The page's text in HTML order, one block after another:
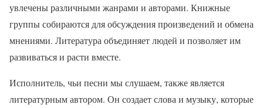
увлечены различными жанрами и авторами. Книжные
группы собираются для обсуждения произведений и обмена
мнениями. Литература объединяет людей и позволяет им
развиваться и расти вместе.
Исполнитель, чьи песни мы слушаем, также является
литературным автором. Он создает слова и музыку, которые